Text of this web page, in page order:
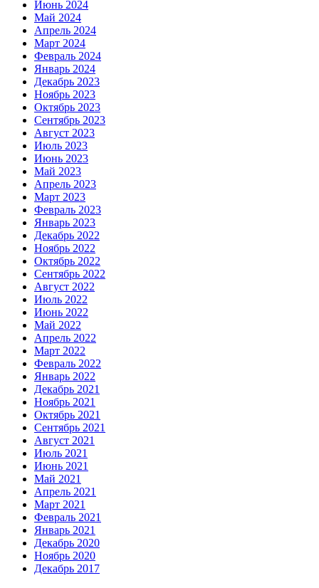
Июнь 2024
Май 2024
Апрель 2024
Март 2024
Февраль 2024
Январь 2024
Декабрь 2023
Ноябрь 2023
Октябрь 2023
Сентябрь 2023
Август 2023
Июль 2023
Июнь 2023
Май 2023
Апрель 2023
Март 2023
Февраль 2023
Январь 2023
Декабрь 2022
Ноябрь 2022
Октябрь 2022
Сентябрь 2022
Август 2022
Июль 2022
Июнь 2022
Май 2022
Апрель 2022
Март 2022
Февраль 2022
Январь 2022
Декабрь 2021
Ноябрь 2021
Октябрь 2021
Сентябрь 2021
Август 2021
Июль 2021
Июнь 2021
Май 2021
Апрель 2021
Март 2021
Февраль 2021
Январь 2021
Декабрь 2020
Ноябрь 2020
Декабрь 2017